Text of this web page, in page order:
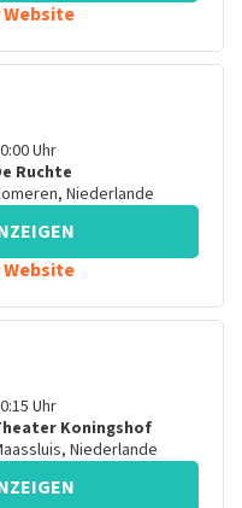
Uhr
Ruchte
, Niederlande
Uhr
Koningshof
, Niederlande